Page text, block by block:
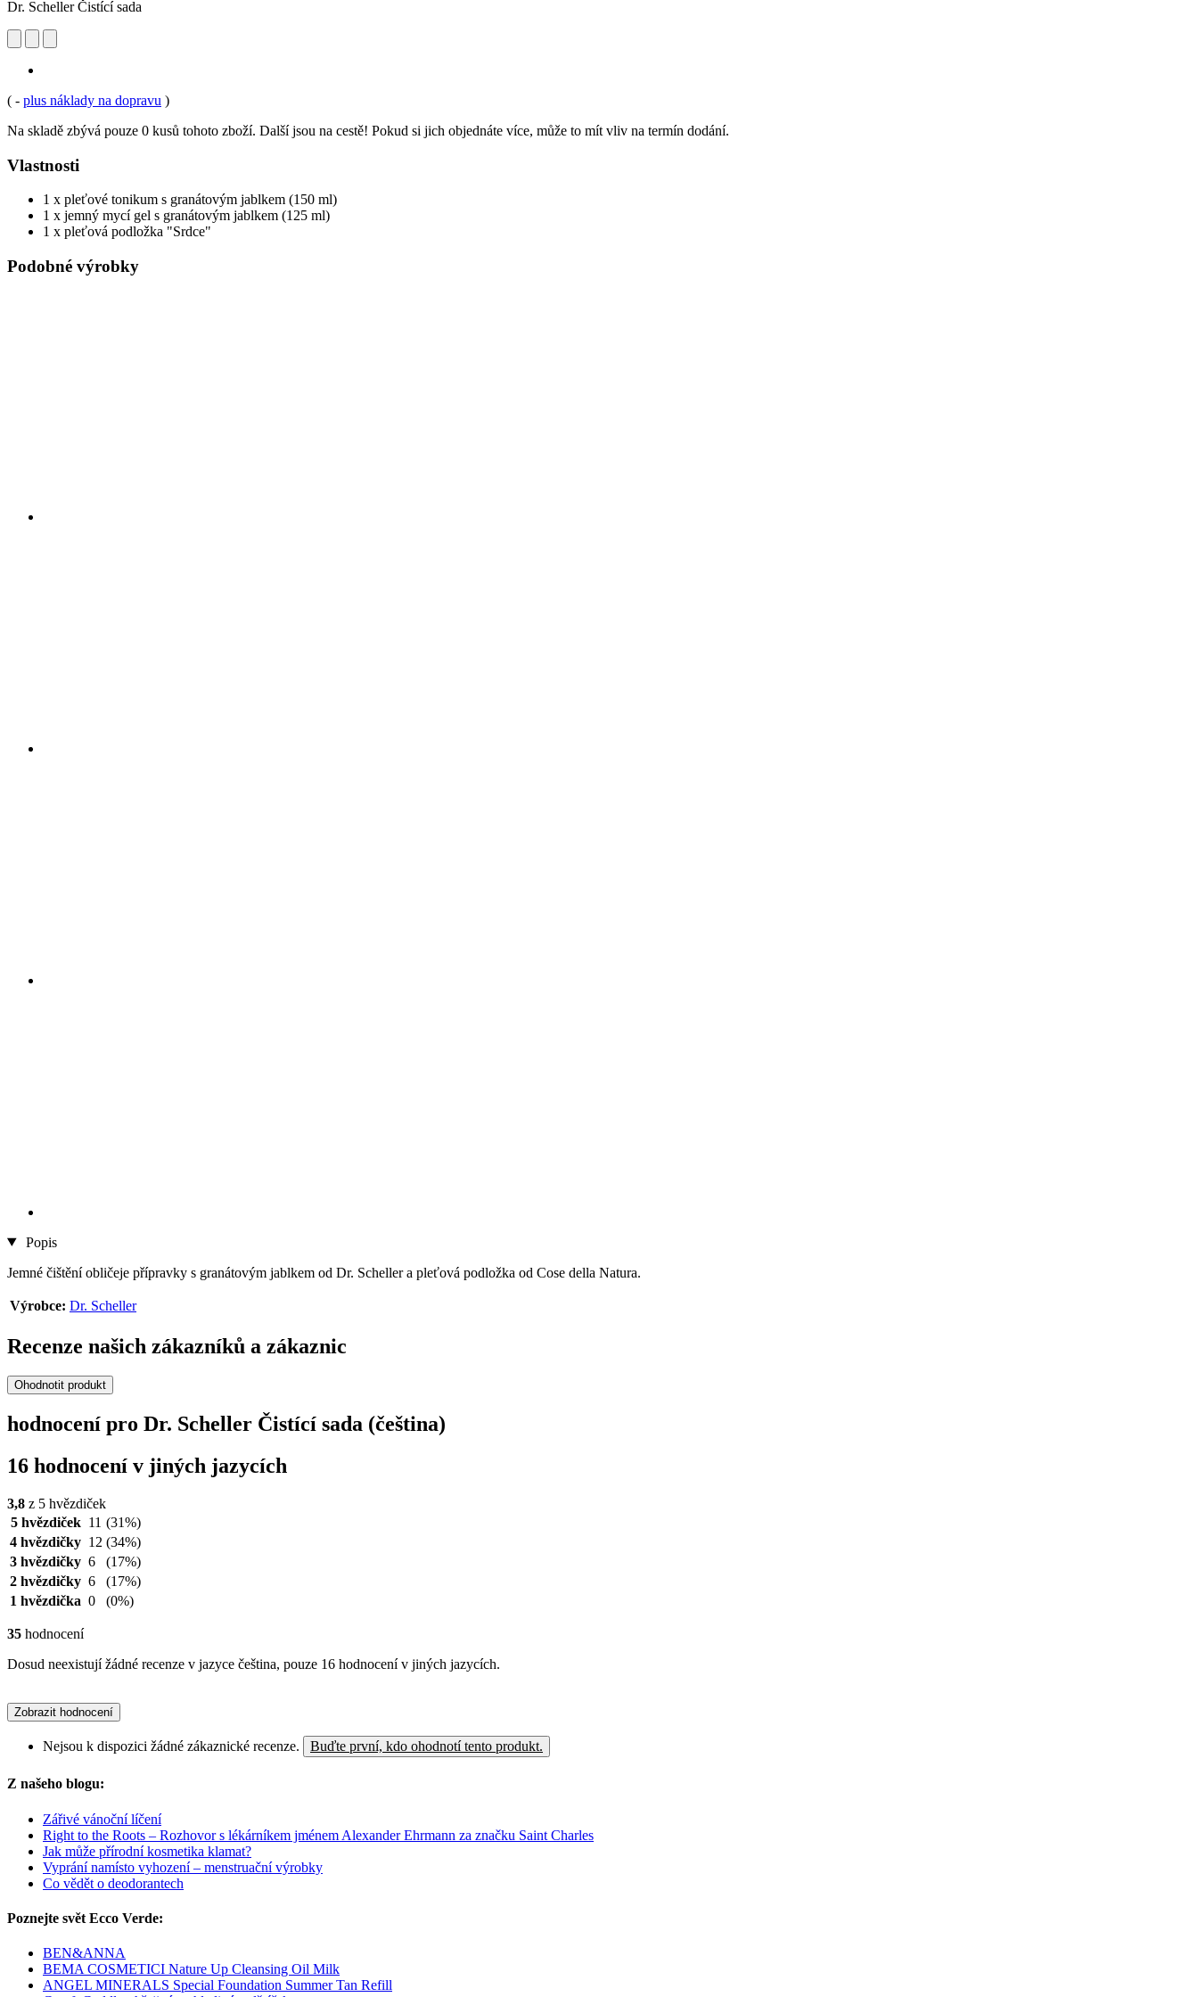
Dr. Scheller Čistící sada
( - plus náklady na dopravu )
Na skladě zbývá pouze 0 kusů tohoto zboží. Další jsou na cestě! Pokud si jich objednáte více, může to mít vliv na termín dodání.
Vlastnosti
1 x pleťové tonikum s granátovým jablkem (150 ml)
1 x jemný mycí gel s granátovým jablkem (125 ml)
1 x pleťová podložka "Srdce"
Podobné výrobky
Popis
Jemné čištění obličeje přípravky s granátovým jablkem od Dr. Scheller a pleťová podložka od Cose della Natura.
Výrobce: Dr. Scheller
Recenze našich zákazníků a zákaznic
Ohodnotit produkt
hodnocení pro Dr. Scheller Čistící sada (čeština)
16 hodnocení v jiných jazycích
3,8 z 5 hvězdiček
5 hvězdiček 11 (31%)
4 hvězdičky 12 (34%)
3 hvězdičky 6
(17%)
2 hvězdičky 6
(17%)
1 hvězdička 0 (0%)
35 hodnocení
Dosud neexistují žádné recenze v jazyce čeština, pouze 16 hodnocení v jiných jazycích.
Zobrazit hodnocení
Nejsou k dispozici žádné zákaznické recenze. Buďte první, kdo ohodnotí tento produkt.
Z našeho blogu:
Zářivé vánoční líčení
Right to the Roots – Rozhovor s lékárníkem jménem Alexander Ehrmann za značku Saint Charles
Jak může přírodní kosmetika klamat?
Vyprání namísto vyhození – menstruační výrobky
Co vědět o deodorantech
Poznejte svět Ecco Verde:
BEN&ANNA
BEMA COSMETICI Nature Up Cleansing Oil Milk
ANGEL MINERALS Special Foundation Summer Tan Refill